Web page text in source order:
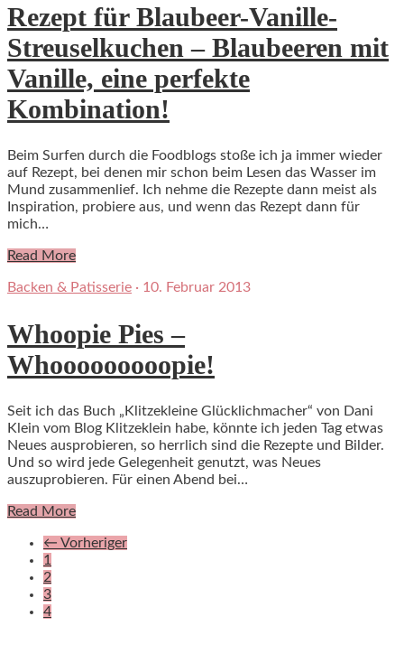
Rezept für Blaubeer-Vanille-
Streuselkuchen – Blaubeeren mit
Vanille, eine perfekte
Kombination!
Beim Surfen durch die Foodblogs stoße ich ja immer wieder
auf Rezept, bei denen mir schon beim Lesen das Wasser im
Mund zusammenlief. Ich nehme die Rezepte dann meist als
Inspiration, probiere aus, und wenn das Rezept dann für
mich…
Read More
Backen & Patisserie · 10. Februar 2013
Whoopie Pies –
Whooooooooopie!
Seit ich das Buch „Klitzekleine Glücklichmacher“ von Dani
Klein vom Blog Klitzeklein habe, könnte ich jeden Tag etwas
Neues ausprobieren, so herrlich sind die Rezepte und Bilder.
Und so wird jede Gelegenheit genutzt, was Neues
auszuprobieren. Für einen Abend bei…
Read More
← Vorheriger
1
2
3
4